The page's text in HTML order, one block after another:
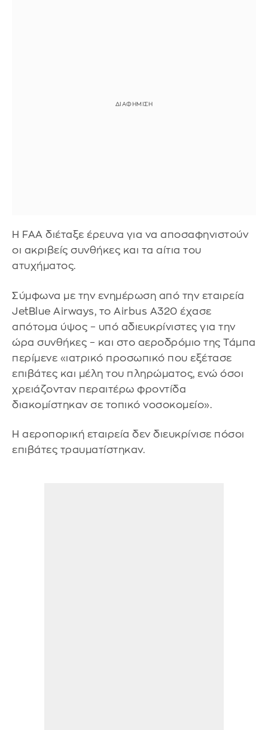
Η FAA διέταξε έρευνα για να αποσαφηνιστούν
οι ακριβείς συνθήκες και τα αίτια του
ατυχήματος.
Σύμφωνα με την ενημέρωση από την εταιρεία
JetBlue Airways, το Airbus A320 έχασε
απότομα ύψος – υπό αδιευκρίνιστες για την
ώρα συνθήκες – και στο αεροδρόμιο της Τάμπα
περίμενε «ιατρικό προσωπικό που εξέτασε
επιβάτες και μέλη του πληρώματος, ενώ όσοι
χρειάζονταν περαιτέρω φροντίδα
διακομίστηκαν σε τοπικό νοσοκομείο».
Η αεροπορική εταιρεία δεν διευκρίνισε πόσοι
επιβάτες τραυματίστηκαν.